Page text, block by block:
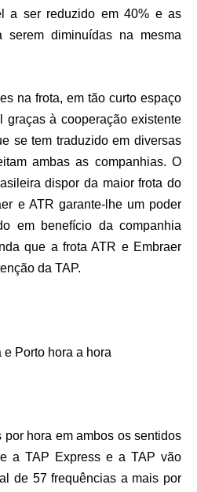
a ser reduzido em 40% e as
serem diminuídas na mesma
na frota, em tão curto espaço
graças à cooperação existente
se tem traduzido em diversas
ambas as companhias. O
dispor da maior frota do
e ATR garante-lhe um poder
em benefício da companhia
que a frota ATR e Embraer
da TAP.
Porto hora a hora
hora em ambos os sentidos
a TAP Express e a TAP vão
de 57 frequências a mais por